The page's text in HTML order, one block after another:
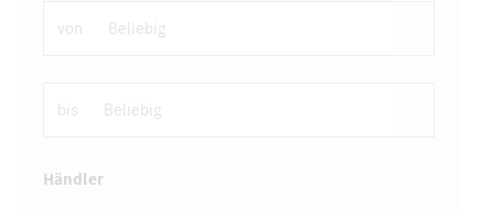
von
bis
Händler